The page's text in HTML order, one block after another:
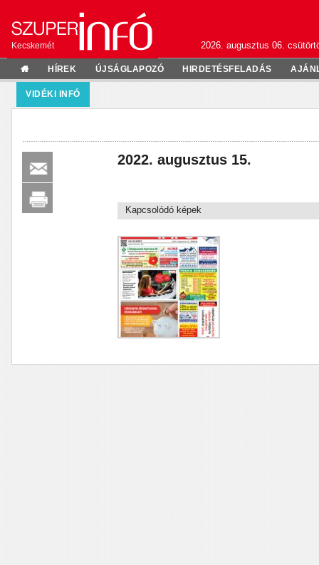
Kecskemét 2026. augusztus 06.
HÍREK ÚJSÁGLAPOZÓ HIRDETÉSFELADÁS
VIDÉKI INFÓ
2022. augusztus 15.
Kapcsolódó képek